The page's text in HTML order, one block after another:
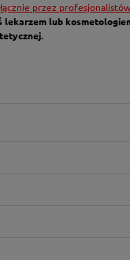
przez profesjonalistów
lekarzem lub
kosztów